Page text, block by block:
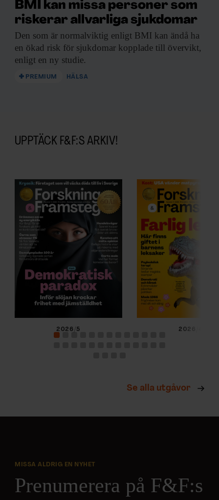
BMI kan missa personer som
riskerar allvarliga sjukdomar
Den som är normalviktig enligt BMI kan ändå ha
en ökad risk för sjukdomar kopplade till övervikt,
enligt en ny studie.
PREMIUM HÄLSA
UPPTÄCK F&F:S ARKIV!
2026/5 2026/4
Se alla utgåvor
MISSA ALDRIG EN NYHET
Prenumerera på F&F:s